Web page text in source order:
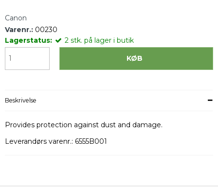
Canon
Varenr.: 00230
Lagerstatus:
2 stk. på lager i butik
KØB
Beskrivelse
Provides protection against dust and damage.
Leverandørs varenr.: 6555B001